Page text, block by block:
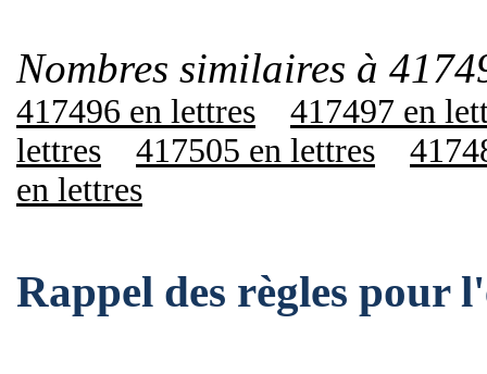
Nombres similaires à
417496 en lettres
417497 en
lettres
417505 en lettres
en lettres
Rappel des règles pour